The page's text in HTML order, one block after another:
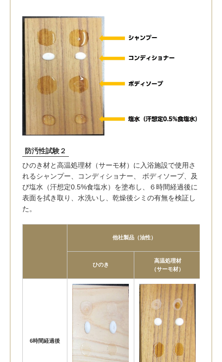
防汚性試験２
ひのき材と高温処理材（サーモ材）に入浴施設で使用さ
れるシャンプー、コンディショナー、 ボディソープ、及
び塩水（汗想定0.5%食塩水）を塗布し、６時間経過後に
表面を拭き取り、水洗いし、乾燥後シミの有無を検証し
た。
他社製品（油性）
ひのき
高温処理材
（サーモ材）
6時間経過後